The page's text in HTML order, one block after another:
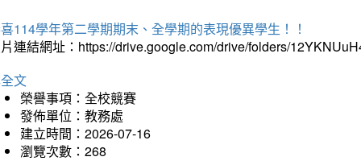
114學年第二學期期末、全學期的表現優異學生！！
連結網址：https://drive.google.com/drive/folders/
文
榮譽事項：全校競賽
發佈單位：教務處
建立時間：2026-07-16
瀏覽次數：268